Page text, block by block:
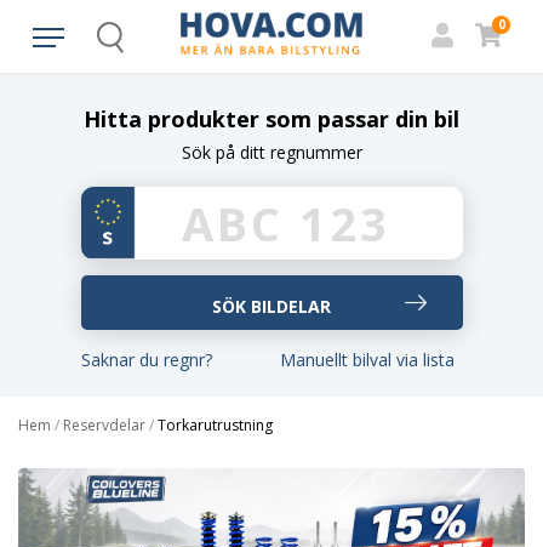
Search
0
Hitta produkter som passar din bil
Sök på ditt regnummer
Saknar du regnr? Manuellt bilval via lista
Hem / Reservdelar/Torkarutrustning